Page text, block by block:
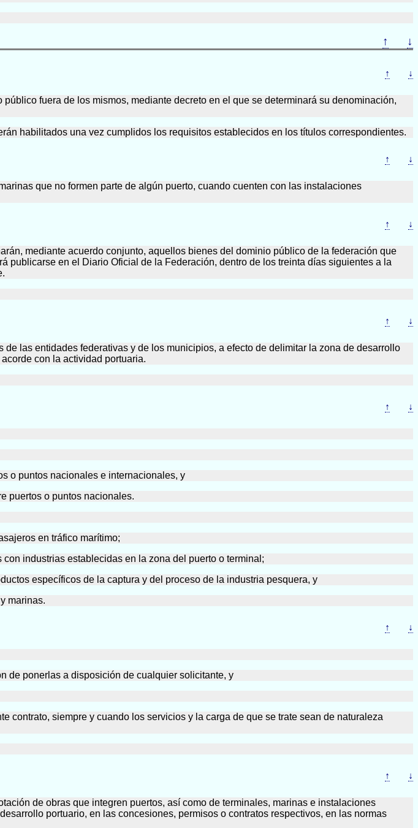
↑ ↓
↑ ↓
fuera de los mismos, mediante decreto en el que se determinará su denominación,
habilitados una vez cumplidos los requisitos establecidos en los títulos correspondientes.
↑ ↓
que no formen parte de algún puerto, cuando cuenten con las instalaciones
↑ ↓
mediante acuerdo conjunto, aquellos bienes del dominio público de la federación que
publicarse en el Diario Oficial de la Federación, dentro de los treinta días siguientes a la
↑ ↓
las entidades federativas y de los municipios, a efecto de delimitar la zona de desarrollo
con la actividad portuaria.
↑ ↓
o puntos nacionales e internacionales, y
puertos o puntos nacionales.
en tráfico marítimo;
industrias establecidas en la zona del puerto o terminal;
específicos de la captura y del proceso de la industria pesquera, y
marinas.
↑ ↓
de ponerlas a disposición de cualquier solicitante, y
contrato, siempre y cuando los servicios y la carga de que se trate sean de naturaleza
↑ ↓
de obras que integren puertos, así como de terminales, marinas e instalaciones
portuario, en las concesiones, permisos o contratos respectivos, en las normas